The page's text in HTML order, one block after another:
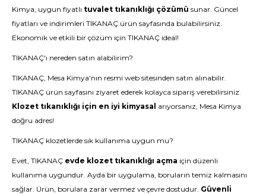
Kimya, uygun fiyatlı tuvalet tıkanıklığı çözümü sunar. Güncel
fiyatları ve indirimleri TIKANAÇ ürün sayfasında bulabilirsiniz.
Ekonomik ve etkili bir çözüm için TIKANAÇ ideal!
TIKANAÇ'ı nereden satın alabilirim?
TIKANAÇ, Mesa Kimya'nın resmi web sitesinden satın alınabilir.
TIKANAÇ ürün sayfasını ziyaret ederek kolayca sipariş verebilirsiniz.
Klozet tıkanıklığı için en iyi kimyasal arıyorsanız, Mesa Kimya
doğru adres!
TIKANAÇ klozetlerde sık kullanıma uygun mu?
Evet, TIKANAÇ evde klozet tıkanıklığı açma için düzenli
kullanıma uygundur. Ayda bir uygulama, boruların temiz kalmasını
sağlar. Ürün, borulara zarar vermez ve çevre dostudur. Güvenli